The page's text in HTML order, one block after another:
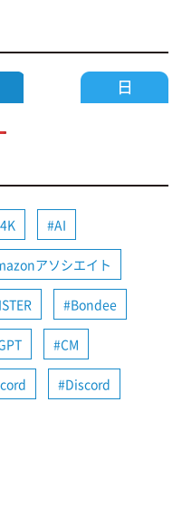
4K AI
アソシエイト
Bondee
CM
Discord